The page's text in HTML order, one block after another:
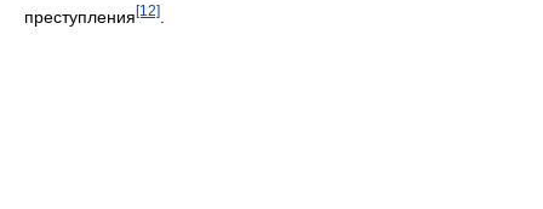
преступления[12]